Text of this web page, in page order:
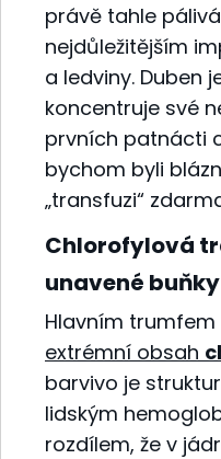
právě tahle
nejdůležitějším
a ledviny. Duben
koncentruje své
prvních patnácti
bychom byli
„transfuzi“
Chlorofylová
unavené buňky
Hlavním
extrémní obsah
barvivo je
lidským
rozdílem, že v